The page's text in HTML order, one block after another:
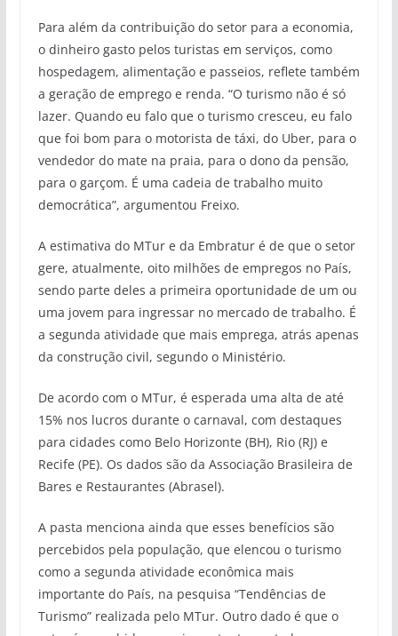
Para além da contribuição do setor para a economia,
o dinheiro gasto pelos turistas em serviços, como
hospedagem, alimentação e passeios, reflete também
a geração de emprego e renda. “O turismo não é só
lazer. Quando eu falo que o turismo cresceu, eu falo
que foi bom para o motorista de táxi, do Uber, para o
vendedor do mate na praia, para o dono da pensão,
para o garçom. É uma cadeia de trabalho muito
democrática”, argumentou Freixo.
A estimativa do MTur e da Embratur é de que o setor
gere, atualmente, oito milhões de empregos no País,
sendo parte deles a primeira oportunidade de um ou
uma jovem para ingressar no mercado de trabalho. É
a segunda atividade que mais emprega, atrás apenas
da construção civil, segundo o Ministério.
De acordo com o MTur, é esperada uma alta de até
15% nos lucros durante o carnaval, com destaques
para cidades como Belo Horizonte (BH), Rio (RJ) e
Recife (PE). Os dados são da Associação Brasileira de
Bares e Restaurantes (Abrasel).
A pasta menciona ainda que esses benefícios são
percebidos pela população, que elencou o turismo
como a segunda atividade econômica mais
importante do País, na pesquisa “Tendências de
Turismo” realizada pelo MTur. Outro dado é que o